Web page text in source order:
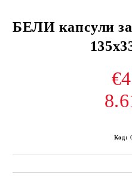
БЕЛИ капсули
Код: